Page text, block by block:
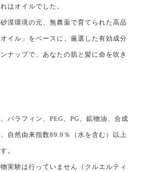
はオイルでした。
漠環境の元、無農薬で育てられた高品
イル」をベースに、厳選した有効成分
ナップで、あなたの肌と髪に命を吹き
パラフィン、PEG、PG、鉱物油、合成
自然由来指数89.9％（水を含む）以上
。
実験は行っていません（クルエルティ